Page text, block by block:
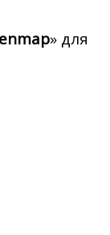
» для